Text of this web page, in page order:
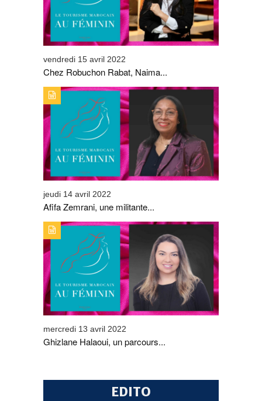
vendredi 15 avril 2022
Chez Robuchon Rabat, Naima...
TYPE DE PUBLICATION : ALERTES_INFOSTITRE : AFIFA
ZEMRANI, UNE MILITANTE PASSIONNÉE
jeudi 14 avril 2022
Afifa Zemrani, une militante...
TYPE DE PUBLICATION : ALERTES_INFOSTITRE :
GHIZLANE HALAOUI, UN PARCOURS SANS FAUTE
mercredi 13 avril 2022
Ghizlane Halaoui, un parcours...
EDITO